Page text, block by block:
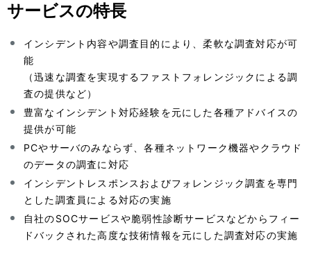
サービスの特長
インシデント内容や調査目的により、柔軟な調査対応が可
能
（迅速な調査を実現するファストフォレンジックによる調
査の提供など）
豊富なインシデント対応経験を元にした各種アドバイスの
提供が可能
PCやサーバのみならず、各種ネットワーク機器やクラウド
のデータの調査に対応
インシデントレスポンスおよびフォレンジック調査を専門
とした調査員による対応の実施
自社のSOCサービスや脆弱性診断サービスなどからフィー
ドバックされた高度な技術情報を元にした調査対応の実施